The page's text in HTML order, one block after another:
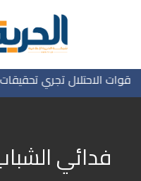
الاحتلال تجري تحقيقات
فدائي